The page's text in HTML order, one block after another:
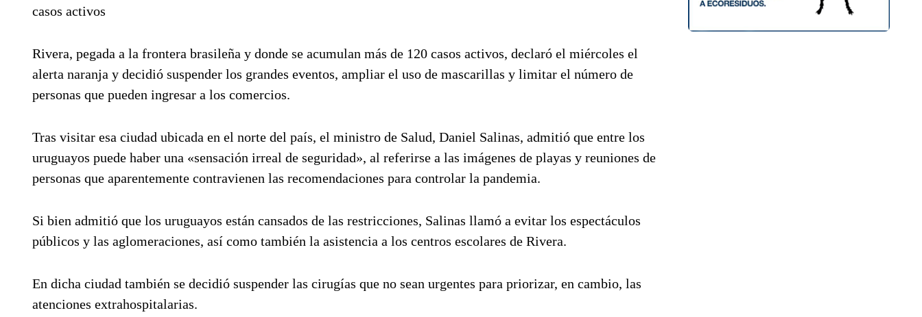
casos activos
Rivera, pegada a la frontera brasileña y donde se acumulan más de 120 casos activos, declaró el miércoles el
alerta naranja y decidió suspender los grandes eventos, ampliar el uso de mascarillas y limitar el número de
personas que pueden ingresar a los comercios.
Tras visitar esa ciudad ubicada en el norte del país, el ministro de Salud, Daniel Salinas, admitió que entre los
uruguayos puede haber una «sensación irreal de seguridad», al referirse a las imágenes de playas y reuniones de
personas que aparentemente contravienen las recomendaciones para controlar la pandemia.
Si bien admitió que los uruguayos están cansados de las restricciones, Salinas llamó a evitar los espectáculos
públicos y las aglomeraciones, así como también la asistencia a los centros escolares de Rivera.
En dicha ciudad también se decidió suspender las cirugías que no sean urgentes para priorizar, en cambio, las
atenciones extrahospitalarias.